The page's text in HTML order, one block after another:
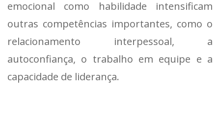
emocional como habilidade intensificam
outras competências importantes, como o
relacionamento interpessoal, a
autoconfiança, o trabalho em equipe e a
capacidade de liderança.